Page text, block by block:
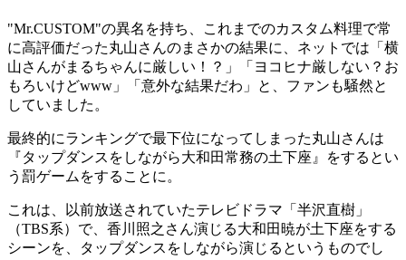
"Mr.CUSTOM"の異名を持ち、これまでのカスタム料理で常
に高評価だった丸山さんのまさかの結果に、ネットでは「横
山さんがまるちゃんに厳しい！？」「ヨコヒナ厳しない？お
もろいけどwww」「意外な結果だわ」と、ファンも騒然と
していました。
最終的にランキングで最下位になってしまった丸山さんは
『タップダンスをしながら大和田常務の土下座』をするとい
う罰ゲームをすることに。
これは、以前放送されていたテレビドラマ「半沢直樹」
（TBS系）で、香川照之さん演じる大和田暁が土下座をする
シーンを、タップダンスをしながら演じるというものでし